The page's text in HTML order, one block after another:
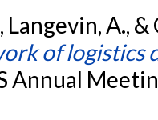
Langevin, A.,
of logistics
Annual